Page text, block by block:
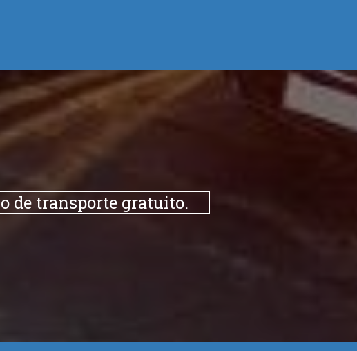
de transporte gratuito.